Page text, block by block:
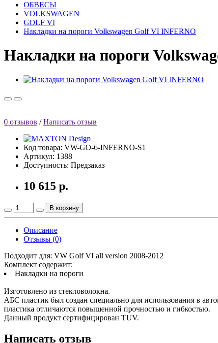
ОБВЕСЫ
VOLKSWAGEN
GOLF VI
Накладки на пороги Volkswagen Golf VI INFERNO
Накладки на пороги
0 отзывов /Написать отзыв
Код товара: VW-GO-6-INFERNO-S1
Артикул: 1388
Доступность: Предзаказ
10 615 р.
В корзину
Описание
Отзывы (0)
Подходит для: VW Golf VI all version 2008-2012
Комплект содержит:
Накладки на пороги
Изготовлено из стекловолокна.
АБС пластик был создан специально для использования в
пластика отличаются повышенной прочностью и гибкостью.
Данный продукт сертифицирован TUV.
Написать отзыв